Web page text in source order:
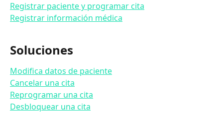
Registrar paciente y programar cita
Registrar información médica
Soluciones
Modifica datos de paciente
Cancelar una cita
Reprogramar una cita
Desbloquear una cita